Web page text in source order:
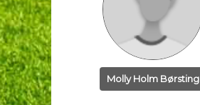
Molly Holm Børsting